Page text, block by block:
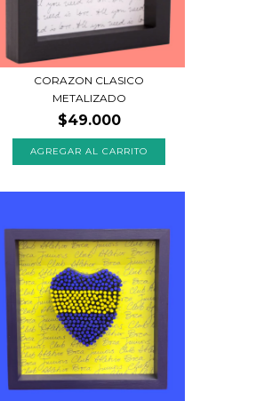
CORAZON CLASICO
METALIZADO
$49.000
AGREGAR AL CARRITO